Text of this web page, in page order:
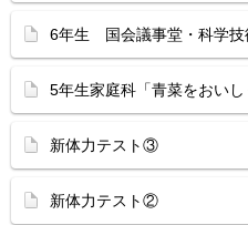
6年生 国会議事堂・科学技
5年生家庭科「青菜をおいし
新体力テスト③
新体力テスト②